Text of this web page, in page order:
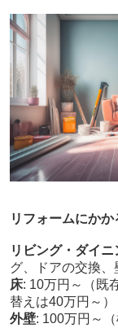
リフォームにかか
リビング・ダイニ
グ、ドアの交換、
床: 10万円～（既
替えは40万円～）
外壁: 100万円～